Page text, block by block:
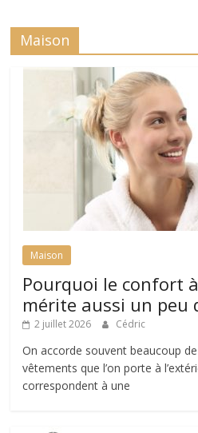
Maison
Maison
Pourquoi le confort
mérite aussi un peu
2 juillet 2026 Cédric
On accorde souvent beaucoup
vêtements que l’on porte à
correspondent à une